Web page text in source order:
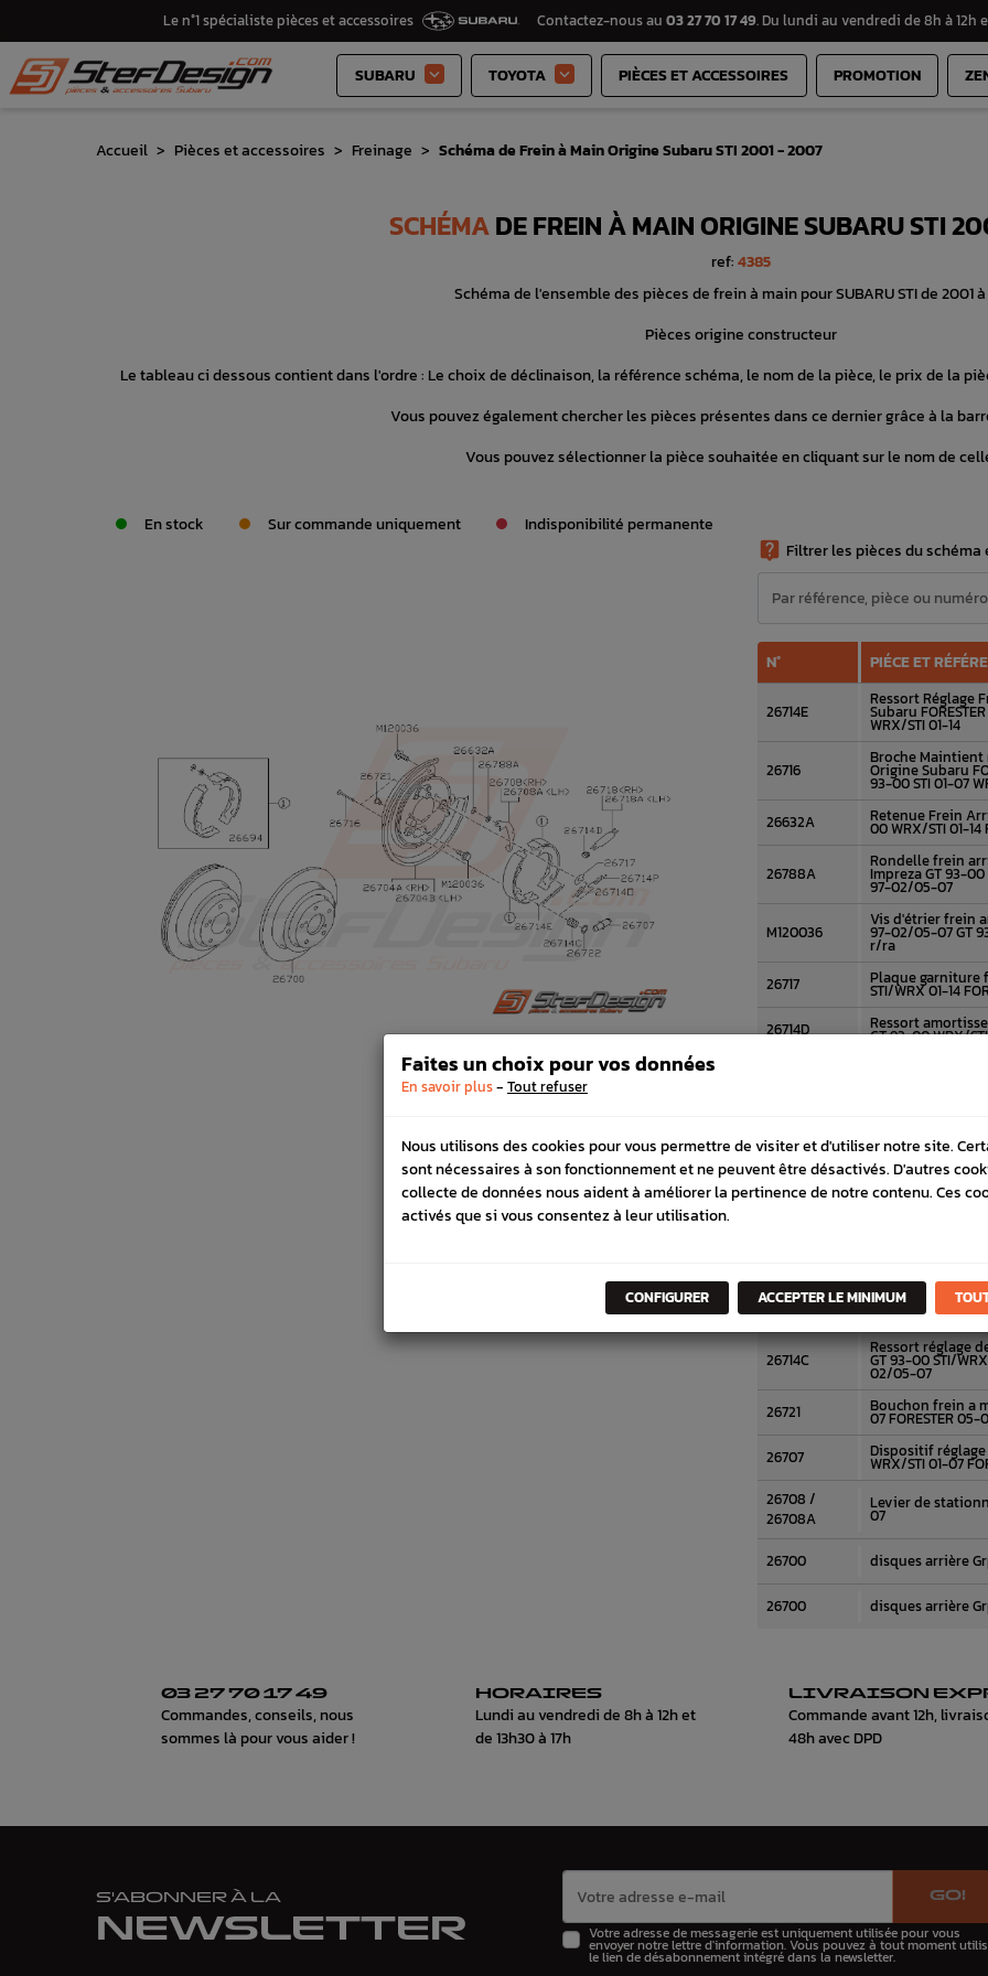
Le n°1 spécialiste pièces et accessoires Contactez-nous au 03 27 70 17 49. Du lundi au vendredi de 8h à 12h
SUBARU  TOYOTA  PIÈCES ET ACCESSOIRES PROMOTION
Accueil Pièces et accessoires Freinage Schéma de Frein à Main Origine Subaru STI 2001 - 2007
SCHÉMADE FREIN À MAIN ORIGINE SUBARU STI
ref:4385
Schéma de l'ensemble des pièces de frein à main pour SUBARU STI de 2001
Pièces origine constructeur
Le tableau ci dessous contient dans l'ordre : Le choix de déclinaison, la référence schéma, le nom de la pièce, le prix de la
Vous pouvez également chercher les pièces présentes dans ce dernier grâce à la
Vous pouvez sélectionner la pièce souhaitée en cliquant sur le nom de
En stock Sur commande uniquement
Indisponibilité permanente
 Filtrer les pièces du
N° PIÉCE ET
26714E
Ressort Réglage
Subaru
WRX/STI 01-14
26716
Broche Maintient
Origine Subaru
93-00 STI 01-07
26632A Retenue Frein
00 WRX/STI 01-14
26788A
Rondelle frein
Impreza GT 93-00
97-02/05-07
M120036
Vis d'étrier frein
97-02/05-07 GT
r/ra
26717 Plaque garniture
STI/WRX 01-14
26714D Ressort
GT 93-00 WRX/
Coupelle de
Origine Subaru
26704B
Flasque disque
26694 Kit Mâchoires de
SUBARU STI 01-07
Ressort frein à
93-00 STI/WRX
26718 /
26718A
Amortisseur frein
01-07 FORESTER
26714C
Ressort réglage
GT 93-00 STI/
02/05-07
26721 Bouchon frein a
07 FORESTER 05-
26707 Dispositif
WRX/STI 01-07
26708 /
26708A
Levier de
07
26700 disques arrière
26700 disques arrière
03 27 70 17 49
Commandes, conseils, nous
sommes là pour vous aider !
HORAIRES
Lundi au vendredi de 8h à 12h et
de 13h30 à 17h
LIVRAISON
Commande avant 12h,
48h avec DPD
S'ABONNER À LA
NEWSLETTER
GO!
Votre adresse de messagerie est uniquement utilisée pour vous
envoyer notre lettre d'information. Vous pouvez à tout moment
le lien de désabonnement intégré dans la newsletter.
Faites un choix pour vos données
En savoir plus- Tout refuser
Nous utilisons des cookies pour vous permettre de visiter et d'utiliser notre site.
sont nécessaires à son fonctionnement et ne peuvent être désactivés. D'autres
collecte de données nous aident à améliorer la pertinence de notre contenu. Ces
activés que si vous consentez à leur utilisation.
CONFIGURER ACCEPTER LE MINIMUM